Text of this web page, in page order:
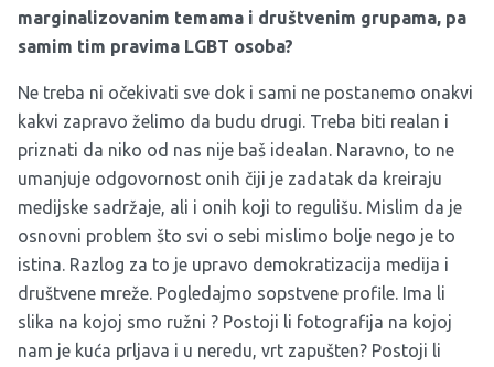
marginalizovanim temama i društvenim grupama, pa
samim tim pravima LGBT osoba?
Ne treba ni očekivati sve dok i sami ne postanemo onakvi
kakvi zapravo želimo da budu drugi. Treba biti realan i
priznati da niko od nas nije baš idealan. Naravno, to ne
umanjuje odgovornost onih čiji je zadatak da kreiraju
medijske sadržaje, ali i onih koji to regulišu. Mislim da je
osnovni problem što svi o sebi mislimo bolje nego je to
istina. Razlog za to je upravo demokratizacija medija i
društvene mreže. Pogledajmo sopstvene profile. Ima li
slika na kojoj smo ružni ? Postoji li fotografija na kojoj
nam je kuća prljava i u neredu, vrt zapušten? Postoji li